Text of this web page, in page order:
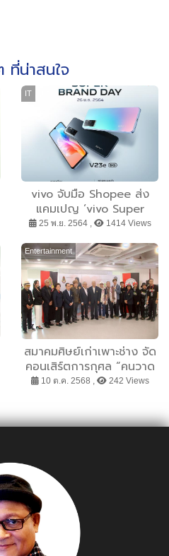
ที่น่าสนใจ
IT
vivo จับมือ Shopee ส่ง
แคมเปญ ‘vivo Super
Brand Day’ จัดเต็มกับ
โปรโมชันกองทัพสมาร์ตโฟน
และแกดเจ็ตจาก vivo ลด
สูงสุด 50% เฉพาะ 26 พ.ย.
นี้ วันเดียวเท่านั้น!
25 พ.ย. 2564 , 1414 Views
Entertainment
สมาคมศิษย์เก่าเพาะช่าง จัด
คอนเสิร์ตการกุศล “คนวาด
รูป : วันวาน วันนี้”
10 ต.ค. 2568 , 242 Views